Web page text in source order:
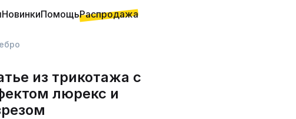
НовинкиПомощьРаспродажа
из трикотажа с
люрекс и